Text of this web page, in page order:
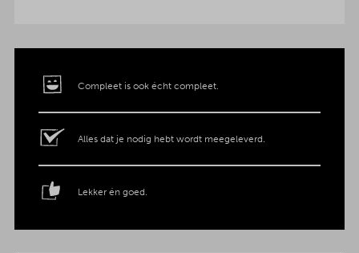
Compleet is ook écht compleet.
Alles dat je nodig hebt wordt meegeleverd.
Lekker én goed.